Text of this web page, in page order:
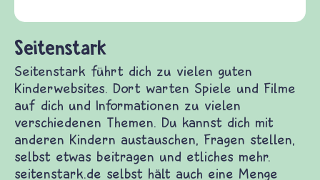
und Frieden, Streit und Gewalt.